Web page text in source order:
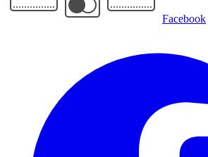
Facebook